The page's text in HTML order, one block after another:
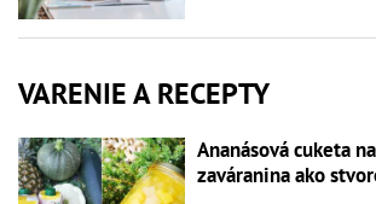
VARENIE A RECEPTY
Ananásová cuketa
zaváranina ako